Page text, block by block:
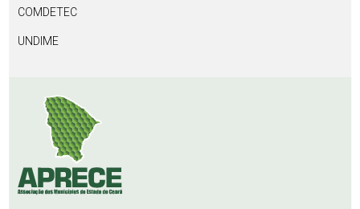
COMDETEC
UNDIME